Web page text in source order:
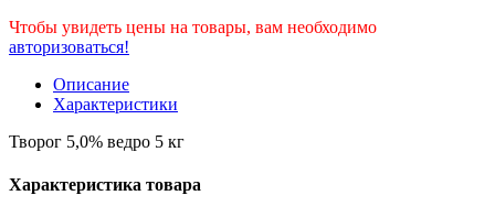
Чтобы увидеть цены на товары, вам необходимо
авторизоваться!
Описание
Характеристики
Творог 5,0% ведро 5 кг
Характеристика товара